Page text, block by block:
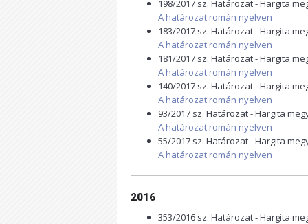
198/2017 sz. Határozat - Hargita
A határozat román nyelven
183/2017 sz. Határozat - Hargita
A határozat román nyelven
181/2017 sz. Határozat - Hargita
A határozat román nyelven
140/2017 sz. Határozat - Hargita
A határozat román nyelven
93/2017 sz. Határozat - Hargita
A határozat román nyelven
55/2017 sz. Határozat - Hargita
A határozat román nyelven
2016
353/2016 sz. Határozat - Hargita